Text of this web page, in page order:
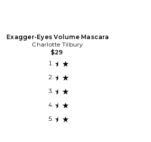
Exagger-Eyes Volume Mascara
Charlotte Tilbury
$29